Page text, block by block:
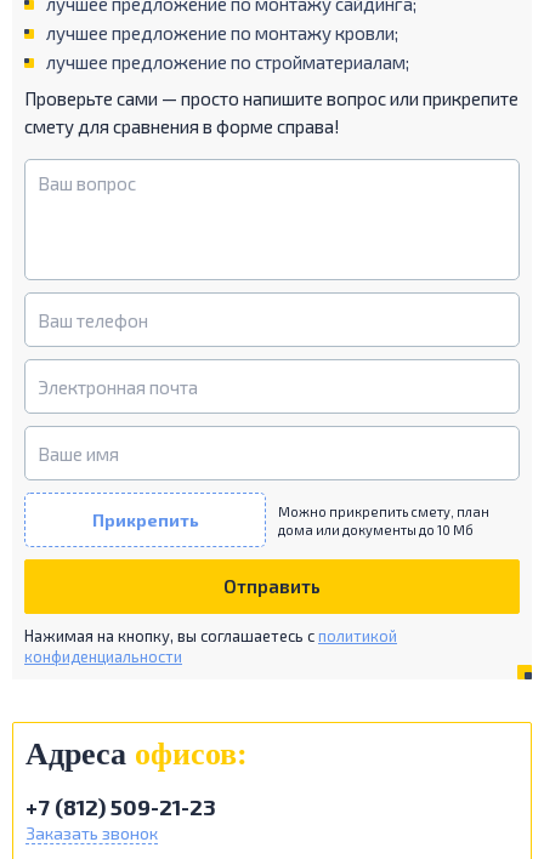
лучшее предложение по монтажу кровли;
лучшее предложение по стройматериалам;
Проверьте сами — просто напишите вопрос или прикрепите
смету для сравнения в форме справа!
Прикрепить
Можно прикрепить смету, план
дома или документы до 10 Мб
Отправить
Нажимая на кнопку, вы соглашаетесь cполитикой
конфиденциальности
Адреса офисов:
+7 (812) 509-21-23
Заказать звонок